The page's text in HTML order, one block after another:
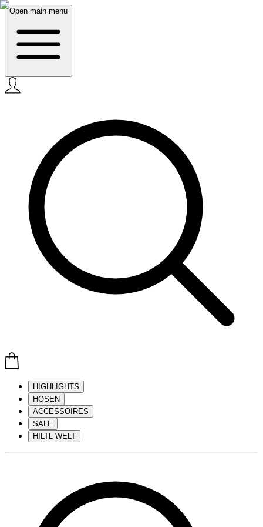
Open main menu
HIGHLIGHTS
HOSEN
ACCESSOIRES
SALE
HILTL WELT